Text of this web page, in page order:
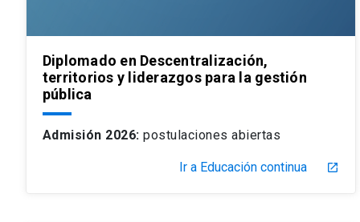
Diplomado en Descentralización,
territorios y liderazgos para la gestión
pública
Admisión 2026: postulaciones abiertas
Ir a Educación continua launch